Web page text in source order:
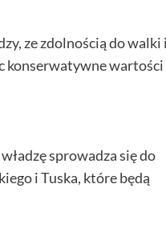
ze zdolnością do walki i
konserwatywne wartości
sprowadza się do
i Tuska, które będą